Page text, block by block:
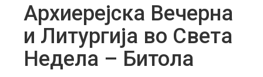
Архиерејска Вечерна
и Литургија во Света
Недела – Битола